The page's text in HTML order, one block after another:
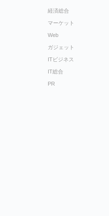
経済総合
マーケット
Web
ガジェット
ITビジネス
IT総合
PR